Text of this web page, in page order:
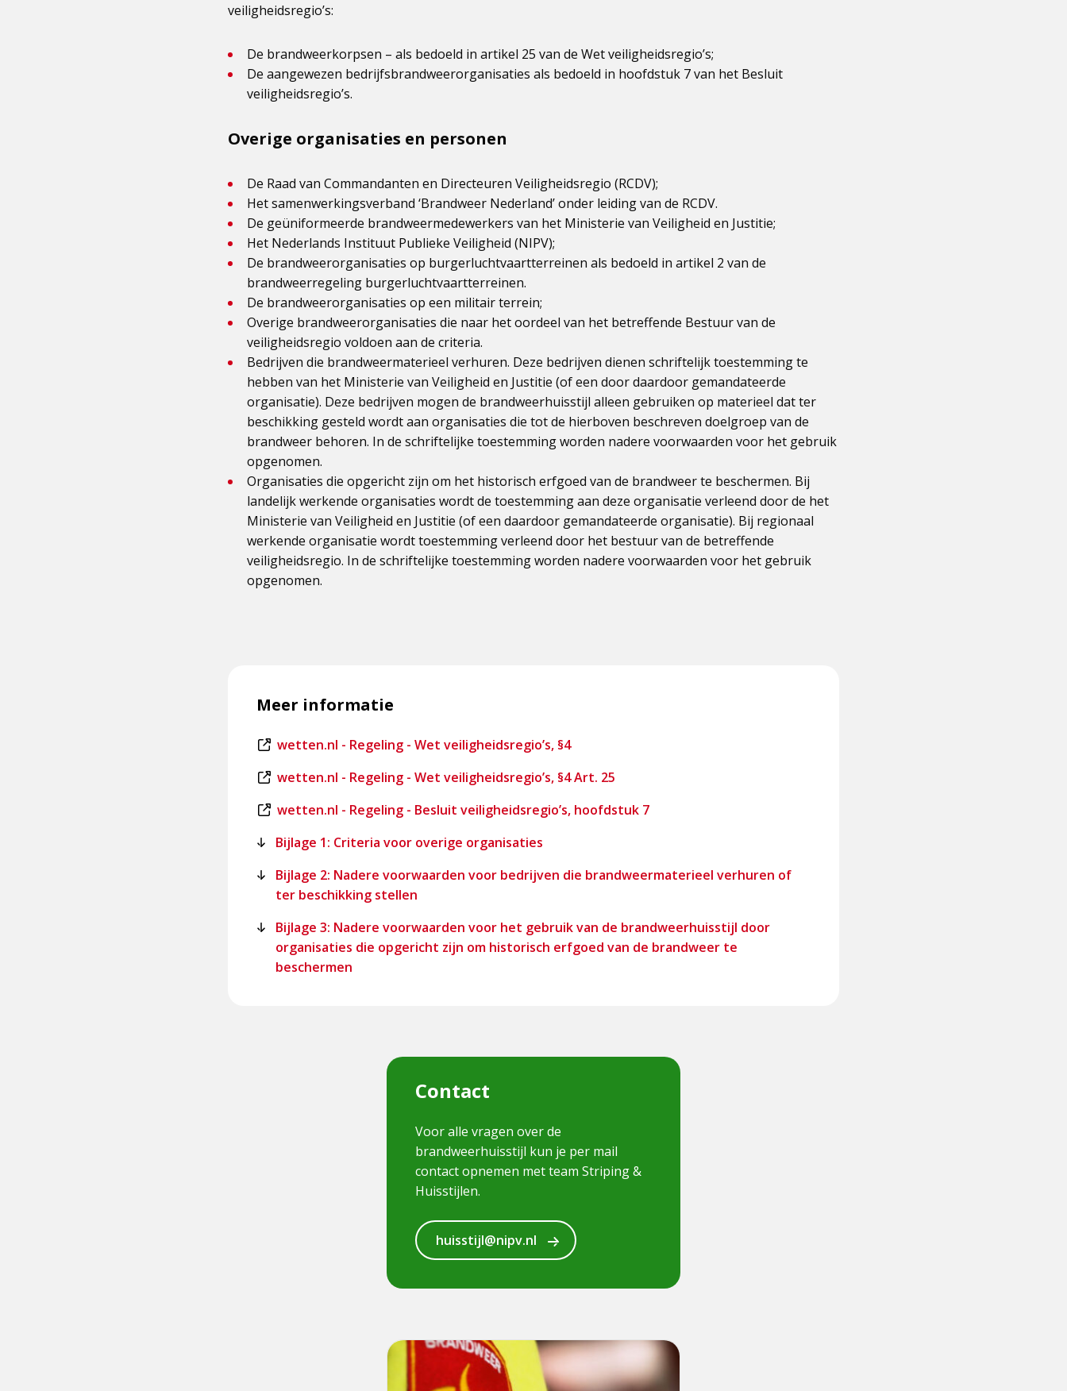
veiligheidsregio’s:
De brandweerkorpsen – als bedoeld in artikel 25 van de Wet veiligheidsregio’s;
De aangewezen bedrijfsbrandweerorganisaties als bedoeld in hoofdstuk 7 van het Besluit
veiligheidsregio’s.
Overige organisaties en personen
De Raad van Commandanten en Directeuren Veiligheidsregio (RCDV);
Het samenwerkingsverband ‘Brandweer Nederland’ onder leiding van de RCDV.
De geüniformeerde brandweermedewerkers van het Ministerie van Veiligheid en Justitie;
Het Nederlands Instituut Publieke Veiligheid (NIPV);
De brandweerorganisaties op burgerluchtvaartterreinen als bedoeld in artikel 2 van de
brandweerregeling burgerluchtvaartterreinen.
De brandweerorganisaties op een militair terrein;
Overige brandweerorganisaties die naar het oordeel van het betreffende Bestuur van de
veiligheidsregio voldoen aan de criteria.
Bedrijven die brandweermaterieel verhuren. Deze bedrijven dienen schriftelijk toestemming te
hebben van het Ministerie van Veiligheid en Justitie (of een door daardoor gemandateerde
organisatie). Deze bedrijven mogen de brandweerhuisstijl alleen gebruiken op materieel dat ter
beschikking gesteld wordt aan organisaties die tot de hierboven beschreven doelgroep van de
brandweer behoren. In de schriftelijke toestemming worden nadere voorwaarden voor het gebruik
opgenomen.
Organisaties die opgericht zijn om het historisch erfgoed van de brandweer te beschermen. Bij
landelijk werkende organisaties wordt de toestemming aan deze organisatie verleend door de het
Ministerie van Veiligheid en Justitie (of een daardoor gemandateerde organisatie). Bij regionaal
werkende organisatie wordt toestemming verleend door het bestuur van de betreffende
veiligheidsregio. In de schriftelijke toestemming worden nadere voorwaarden voor het gebruik
opgenomen.
Meer informatie
Dit
een
externe
wetten.nl - Regeling - Wet veiligheidsregio’s, §4
Dit
een
externe
pagina
wetten.nl - Regeling - Wet veiligheidsregio’s, §4 Art. 25
Dit
een
externe
pagina
wetten.nl - Regeling - Besluit veiligheidsregio’s, hoofdstuk 7
Bijlage 1: Criteria voor overige organisaties
Bijlage 2: Nadere voorwaarden voor bedrijven die brandweermaterieel verhuren of
ter beschikking stellen
Bijlage 3: Nadere voorwaarden voor het gebruik van de brandweerhuisstijl door
organisaties die opgericht zijn om historisch erfgoed van de brandweer te
beschermen
Contact
Voor alle vragen over de
brandweerhuisstijl kun je per mail
contact opnemen met team Striping &
Huisstijlen.
huisstijl@nipv.nl
Lees
meer